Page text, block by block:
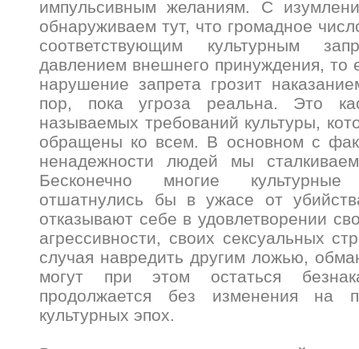
импульсивным желаниям. С
обнаруживаем тут, что громадное
соответствующим культурным
давлением внешнего принуждения, то
нарушение запрета грозит
пор, пока угроза реальна. Это
называемых требований культуры,
обращены ко всем. В основном с
ненадежности людей мы
Бесконечно многие
отшатнулись бы в ужасе от
отказывают себе в удовлетворении
агрессивности, своих сексуальных
случая навредить другим ложью,
могут при этом остаться
продолжается без изменения на
культурных эпох.